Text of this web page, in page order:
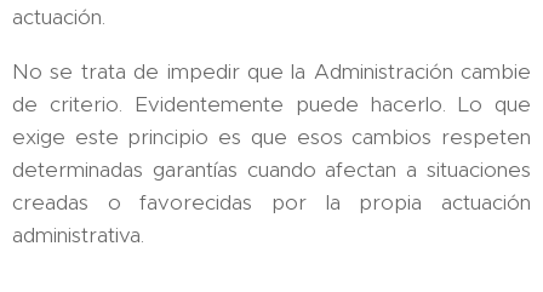
actuación.
No se trata de impedir que la Administración cambie
de criterio. Evidentemente puede hacerlo. Lo que
exige este principio es que esos cambios respeten
determinadas garantías cuando afectan a situaciones
creadas o favorecidas por la propia actuación
administrativa.